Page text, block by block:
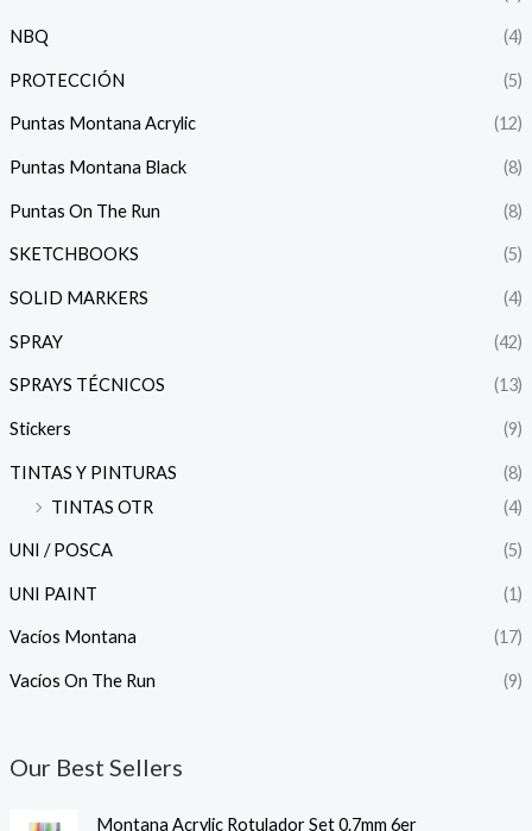
NBQ (4)
PROTECCIÓN (5)
Puntas Montana Acrylic (12)
Puntas Montana Black (8)
Puntas On The Run (8)
SKETCHBOOKS (5)
SOLID MARKERS (4)
SPRAY (42)
SPRAYS TÉCNICOS (13)
Stickers (9)
TINTAS Y PINTURAS
(8)
TINTAS OTR
(4)
UNI / POSCA (5)
UNI PAINT (1)
Vacíos Montana (17)
Vacíos On The Run (9)
Our Best Sellers
Montana Acrylic Rotulador Set 0.7mm 6er